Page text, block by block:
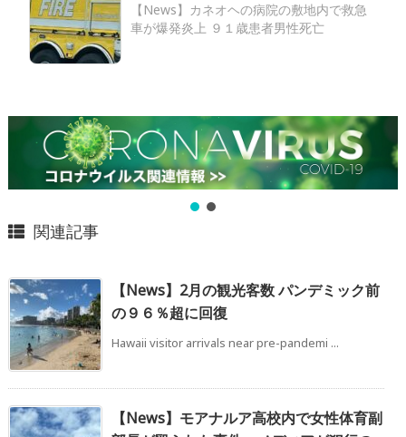
【News】カネオヘの病院の敷地内で救急
車が爆発炎上 ９１歳患者男性死亡
関連記事
【News】2月の観光客数 パンデミック前
の９６％超に回復
Hawaii visitor arrivals near pre-pandemi ...
【News】モアナルア高校内で女性体育副